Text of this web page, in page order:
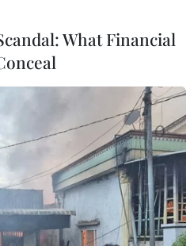
Afghanistan đối mặt khủng
hoảng lương thực nghiêm
trọng do thiếu hụt viện trợ
05/08/2026 06:41
What Financial